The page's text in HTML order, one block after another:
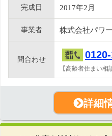
完成日 2017年2月
事業者 株式会社パワ
問合わせ
【高齢者住まい相
詳細